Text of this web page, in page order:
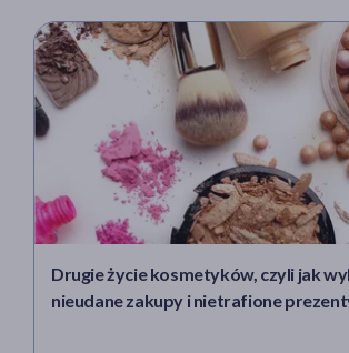
Drugie życie kosmetyków, czyli jak
nieudane zakupy i nietrafione